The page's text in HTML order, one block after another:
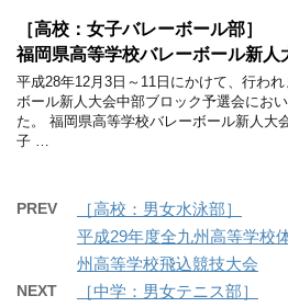
［高校：女子バレーボール部］
福岡県高等学校バレーボール新人
平成28年12月3日～11日にかけて、行わ
ボール新人大会中部ブロック予選会にお
た。 福岡県高等学校バレーボール新人
子 …
PREV
［高校：男女水泳部］
平成29年度全九州高等学
州高等学校飛込競技大会
NEXT
［中学：男女テニス部］